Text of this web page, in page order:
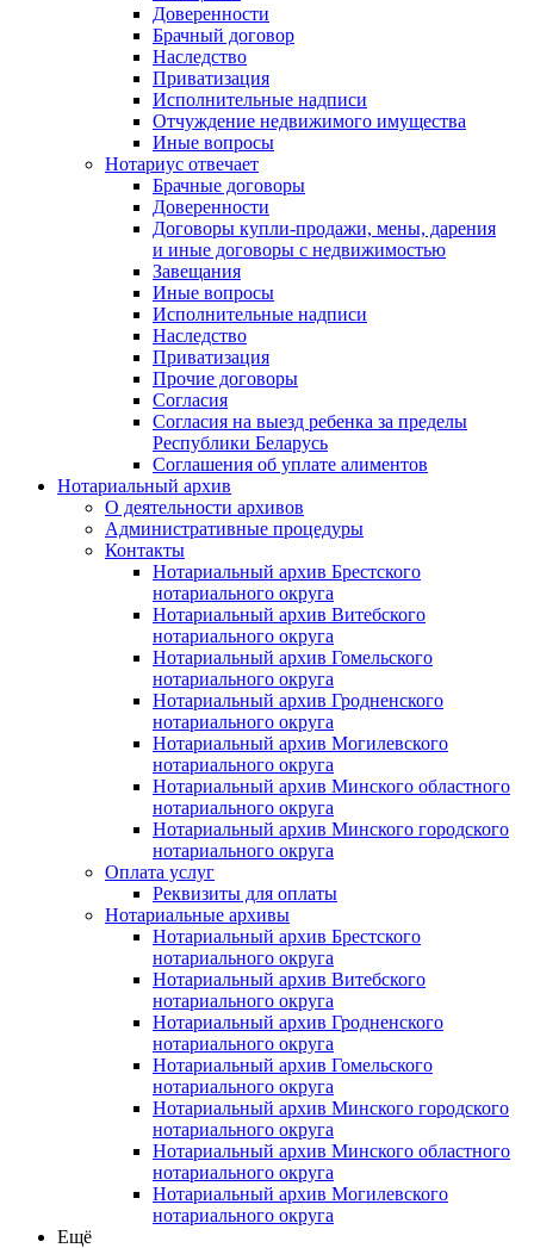
Доверенности
Брачный договор
Наследство
Приватизация
Исполнительные надписи
Отчуждение недвижимого имущества
Иные вопросы
Нотариус отвечает
Брачные договоры
Доверенности
Договоры купли-продажи, мены, дарения
и иные договоры с недвижимостью
Завещания
Иные вопросы
Исполнительные надписи
Наследство
Приватизация
Прочие договоры
Согласия
Согласия на выезд ребенка за пределы
Республики Беларусь
Соглашения об уплате алиментов
Нотариальный архив
О деятельности архивов
Административные процедуры
Контакты
Нотариальный архив Брестского
нотариального округа
Нотариальный архив Витебского
нотариального округа
Нотариальный архив Гомельского
нотариального округа
Нотариальный архив Гродненского
нотариального округа
Нотариальный архив Могилевского
нотариального округа
Нотариальный архив Минского областного
нотариального округа
Нотариальный архив Минского городского
нотариального округа
Оплата услуг
Реквизиты для оплаты
Нотариальные архивы
Нотариальный архив Брестского
нотариального округа
Нотариальный архив Витебского
нотариального округа
Нотариальный архив Гродненского
нотариального округа
Нотариальный архив Гомельского
нотариального округа
Нотариальный архив Минского городского
нотариального округа
Нотариальный архив Минского областного
нотариального округа
Нотариальный архив Могилевского
нотариального округа
Ещё